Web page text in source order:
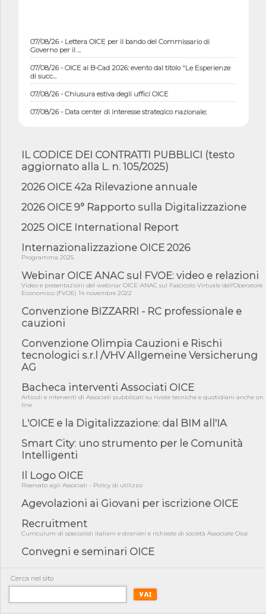
07/08/26 - Lettera OICE per il bando del Commissario di
Governo per il ...
07/08/26 - OICE al B-Cad 2026: evento dal titolo "Le Esperienze
di succ...
07/08/26 - Chiusura estiva degli uffici OICE
07/08/26 - Data center di interesse strategico nazionale;
interventi pe...
07/08/26 - Ponte sullo Stretto di Messina: deliberata la
sussistenza di...
07/08/26 - Tunnel Brennero, dal Cipess via libera al quinto lotto
06/08/26 - Istat, produzione industriale in calo dell'1% a giugno,
su a...
con ...
riqualificazione sism...
06/08/26 - CdM: approvato il d.lgs. di adeguamento all’AI Act in
06/08/26 - DDL delegazione europea in Cdm per recepimento
norme UE in m...
05/08/26 - DL Infrastrutture e PNRR è legge: approvata oggi la
fiducia...
05/08/26 - Focus OICE sul DDL di riforma della responsabilità
05/08/26 - Anac: pubblicata la Relazione illustrativa al Bando tipo
2 s...
05/08/26 - SAVE THE DATE: Assemblea Pubblica Confindustria
05/08/26 - Successo OICE per il bando della Città metropolitana
di Reg...
05/08/26 - Lettera OICE per il bando della Giunta Regionale della
Campa...
04/08/26 - DL PA: previste cancellazioni da elenchi professionisti
per ...
04/08/26 - International Sustainable Buildings Competition -
COP31, An...
04/08/26 - CdS, project financing: progetto di fattibilità da
04/08/26 - Rapporto Anac corruzione 2020-2026: procedimenti
penali per ...
IL CODICE DEI CONTRATTI PUBBLICI (testo
aggiornato alla L. n. 105/2025)
2026 OICE 42a Rilevazione annuale
2026 OICE 9° Rapporto sulla Digitalizzazione
2025 OICE International Report
Internazionalizzazione OICE 2026
Programma 2025
Webinar OICE ANAC sul FVOE: video e relazioni
Video e presentazioni del webinar OICE-ANAC sul Fascicolo Virtuale dell'Operatore
Economico (FVOE) 14 novembre 2022
Convenzione BIZZARRI - RC professionale e
cauzioni
Convenzione Olimpia Cauzioni e Rischi
tecnologici s.r.l /VHV Allgemeine Versicherung
AG
Bacheca interventi Associati OICE
Articoli e interventi di Associati pubblicati su riviste tecniche e quotidiani anche on
line
L'OICE e la Digitalizzazione: dal BIM all'IA
Smart City: uno strumento per le Comunità
Intelligenti
Il Logo OICE
Riservato agli Associati - Policy di utilizzo
Agevolazioni ai Giovani per iscrizione OICE
Recruitment
Curriculum di specialisti italiani e stranieri e richieste di società Associate Oice
Convegni e seminari OICE
Cerca nel sito